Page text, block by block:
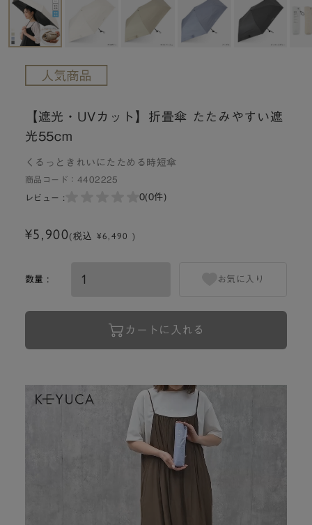
【遮光・UVカット】折畳傘 たたみやすい遮
光55cm
くるっときれいにたためる時短傘
商品コード： 4402225
レビュー : 0(0件)
¥5,900(税込 ¥6,490 )
数量 :
カートに入れる
お気に入り